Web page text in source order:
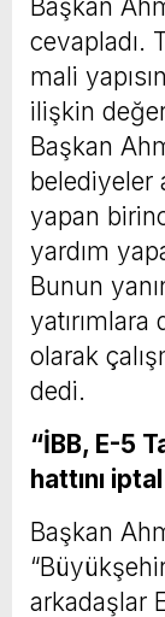
Başkan
cevapladı.
mali
ilişkin
Başkan
belediyeler
yapan
yardım
Bunun
olarak
dedi.
“İBB, E-5
hattını
Başkan
arkadaşlar